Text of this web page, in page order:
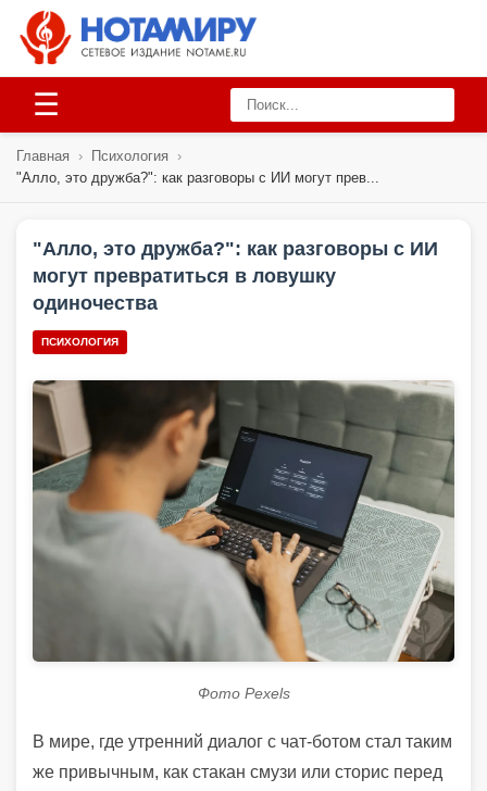
☰
Главная › Психология
›
"Алло, это дружба?": как разговоры с ИИ могут прев...
"Алло, это дружба?": как разговоры с ИИ
могут превратиться в ловушку
одиночества
ПСИХОЛОГИЯ
Фото Pexels
В мире, где утренний диалог с чат-ботом стал таким
же привычным, как стакан смузи или сторис перед